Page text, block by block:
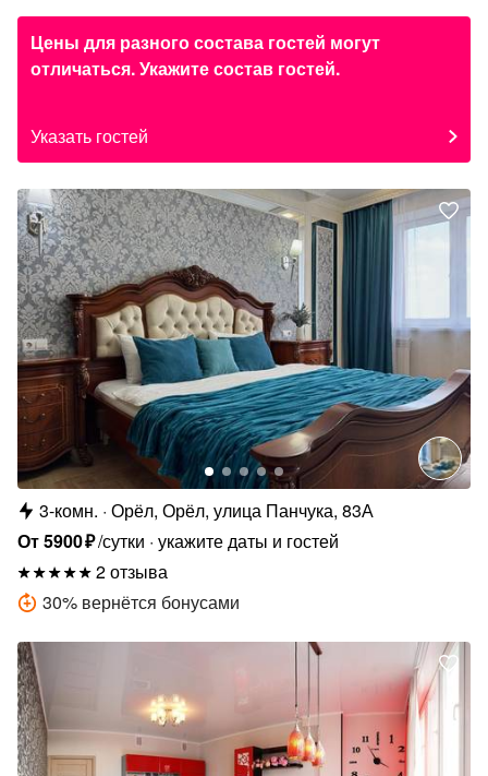
Цены для разного состава гостей могут
отличаться. Укажите состав гостей.
Указать гостей
3-комн. Орёл, Орёл, улица Панчука, 83А
От5900₽/сутки укажите даты и гостей
2 отзыва
30% вернётся бонусами